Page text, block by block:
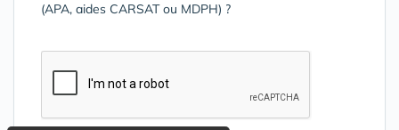
(APA, aides CARSAT ou MDPH) ?